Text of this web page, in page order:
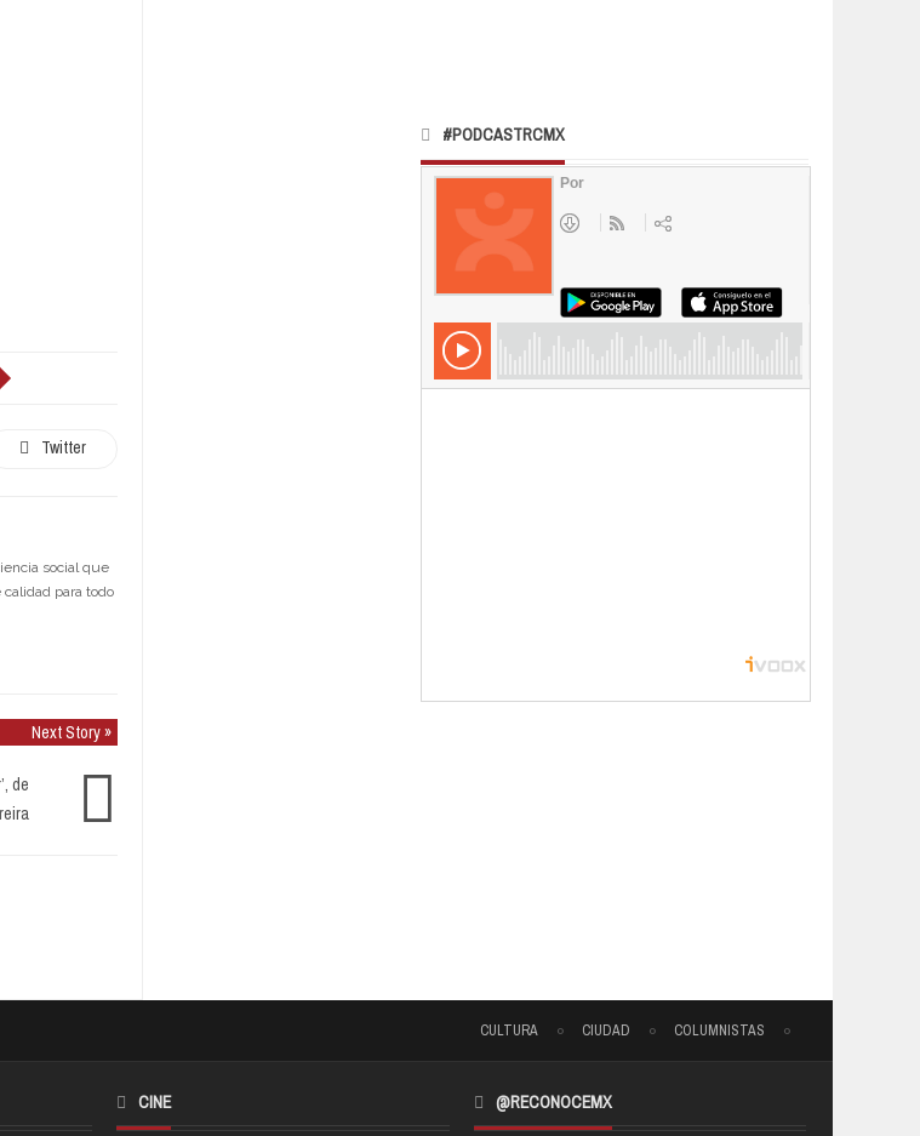
Twitter
social que
para todo
Next Story »
de
#PODCASTRCMX
CULTURA CIUDAD COLUMNISTAS
CINE @RECONOCEMX